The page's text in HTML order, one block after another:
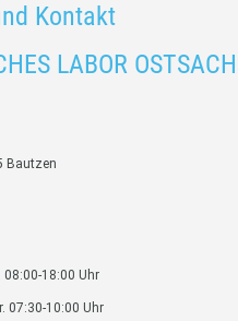
Kontakt
LABOR
Bautzen
08:00-18:00 Uhr
07:30-10:00 Uhr